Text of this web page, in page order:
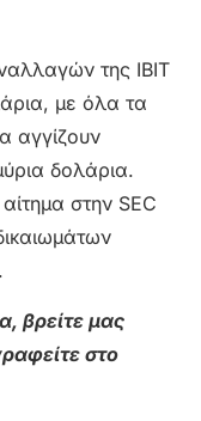
της IBIT
με όλα τα
αγγίζουν
δολάρια.
στην SEC
βρείτε μας
στο